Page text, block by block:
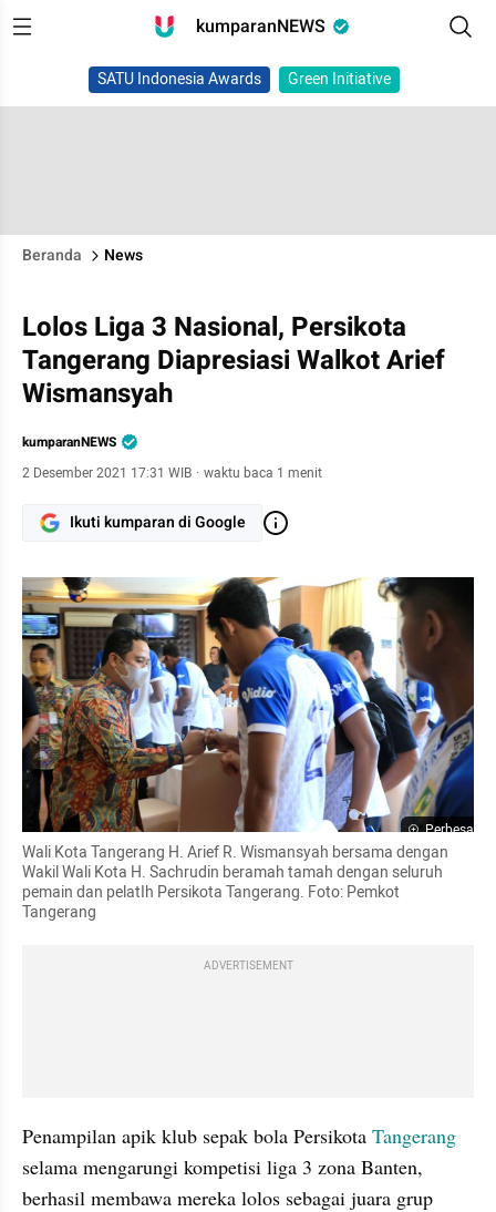
kumparanNEWS
SATU Indonesia Awards Green Initiative
Beranda News
Lolos Liga 3 Nasional, Persikota
Tangerang Diapresiasi Walkot Arief
Wismansyah
kumparanNEWS
2 Desember 2021 17:31 WIB · waktu baca 1 menit
Ikuti kumparan di Google
Perbesar
Wali Kota Tangerang H. Arief R. Wismansyah bersama dengan
Wakil Wali Kota H. Sachrudin beramah tamah dengan seluruh
pemain dan pelatIh Persikota Tangerang. Foto: Pemkot
Tangerang
ADVERTISEMENT
Penampilan apik klub sepak bola Persikota Tangerang
selama mengarungi kompetisi liga 3 zona Banten,
berhasil membawa mereka lolos sebagai juara grup